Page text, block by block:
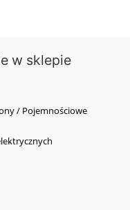
w sklepie
/ Pojemnościowe